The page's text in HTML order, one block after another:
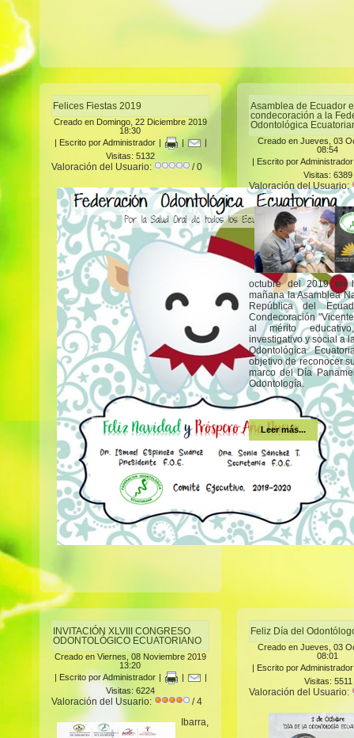
Felices Fiestas 2019
Creado en Domingo, 22 Diciembre 2019
18:30
| Escrito por Administrador | |
|
Visitas: 5132
Valoración del Usuario: / 0
Asamblea de Ecuador
condecoración a la
Odontológica
Creado en Jueves, 03
08:54
| Escrito por Administrador
Visitas: 6389
Valoración del Usuario:
octubre del 2019 en
mañana la Asamblea
República del
Condecoración
al mérito
investigativo y social a
Odontológica
objetivo de reconocer
marco del Día
Odontología.
Leer más...
INVITACIÓN XLVIII CONGRESO
ODONTOLÓGICO ECUATORIANO
Creado en Viernes, 08 Noviembre 2019
13:20
| Escrito por Administrador | |
|
Visitas: 6224
Valoración del Usuario:
/ 4
Ibarra,
Feliz Día del
Creado en Jueves, 03
08:01
| Escrito por Administrador
Visitas: 5511
Valoración del Usuario: